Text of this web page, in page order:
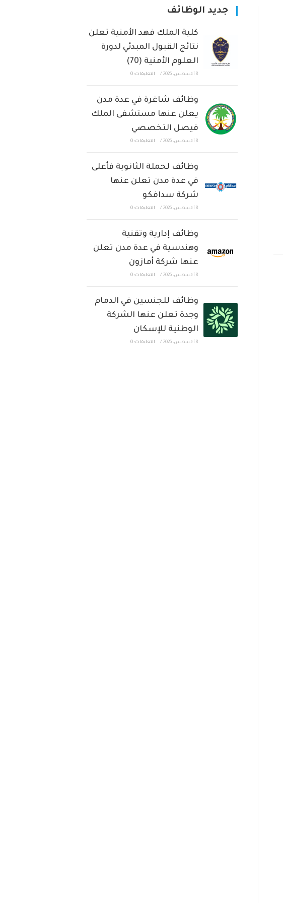
جديد الوظائف
كلية الملك فهد الأمنية تعلن
نتائج القبول المبدئي لدورة
العلوم الأمنية (70)
8 أغسطس، 2026 / التعليقات: 0
وظائف شاغرة في عدة مدن
يعلن عنها مستشفى الملك
فيصل التخصصي
8 أغسطس، 2026 / التعليقات: 0
وظائف لحملة الثانوية فأعلى
في عدة مدن تعلن عنها
شركة سدافكو
8 أغسطس، 2026 / التعليقات: 0
وظائف إدارية وتقنية
وهندسية في عدة مدن تعلن
عنها شركة أمازون
8 أغسطس، 2026 / التعليقات: 0
وظائف للجنسين في الدمام
وجدة تعلن عنها الشركة
الوطنية للإسكان
8 أغسطس، 2026 / التعليقات: 0